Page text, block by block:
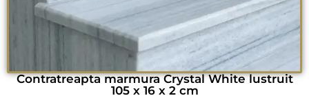
Contratreapta marmura Crystal White lustruit
105 x 16 x 2 cm